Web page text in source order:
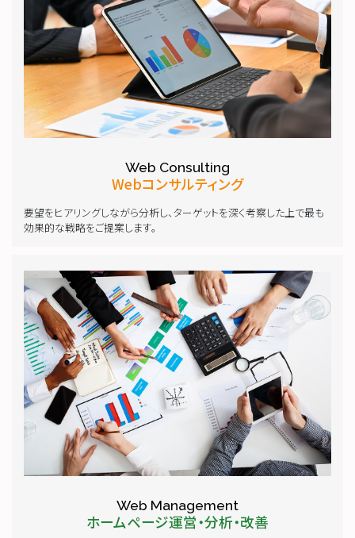
Web Consulting
Webコンサルティング
要望をヒアリングしながら分析し、ターゲットを深く考察した上で最も
効果的な戦略をご提案します。
Web Management
ホームページ運営・分析・改善